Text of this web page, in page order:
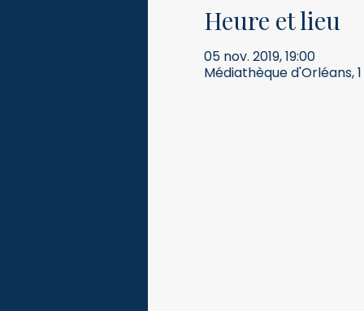
Heure et lieu
05 nov. 2019, 19:00
Médiathèque d'Orléans,